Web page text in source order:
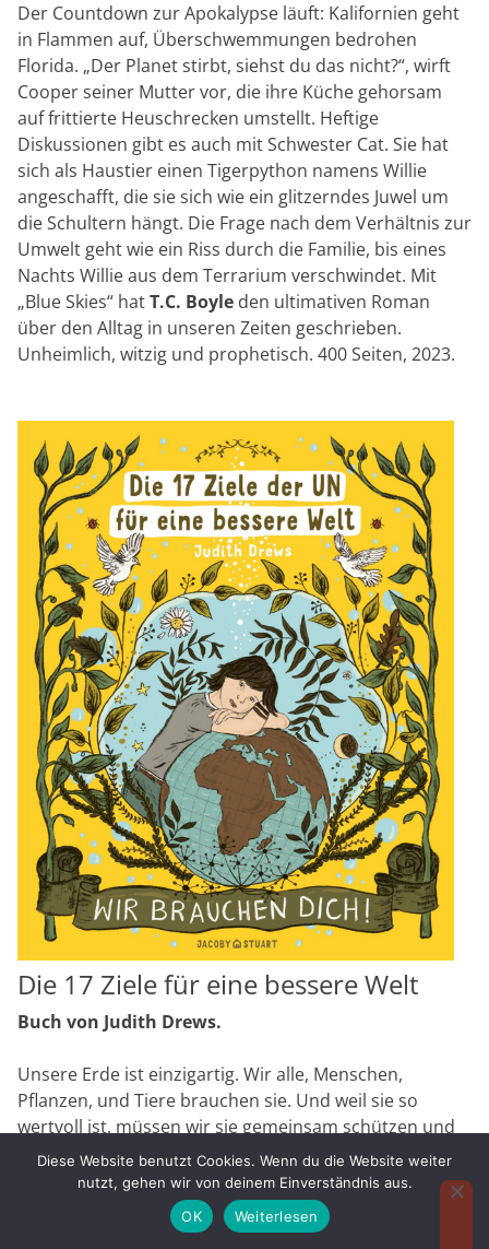
Der Countdown zur Apokalypse läuft: Kalifornien geht
in Flammen auf, Überschwemmungen bedrohen
Florida. „Der Planet stirbt, siehst du das nicht?“, wirft
Cooper seiner Mutter vor, die ihre Küche gehorsam
auf frittierte Heuschrecken umstellt. Heftige
Diskussionen gibt es auch mit Schwester Cat. Sie hat
sich als Haustier einen Tigerpython namens Willie
angeschafft, die sie sich wie ein glitzerndes Juwel um
die Schultern hängt. Die Frage nach dem Verhältnis zur
Umwelt geht wie ein Riss durch die Familie, bis eines
Nachts Willie aus dem Terrarium verschwindet. Mit
„Blue Skies“ hatT.C. Boyle den ultimativen Roman
über den Alltag in unseren Zeiten geschrieben.
Unheimlich, witzig und prophetisch. 400 Seiten, 2023.
Die 17 Ziele für eine bessere Welt
Buch von Judith Drews.
Unsere Erde ist einzigartig. Wir alle, Menschen,
Pflanzen, und Tiere brauchen sie. Und weil sie so
wertvoll ist, müssen wir sie gemeinsam schützen und
gut behandeln. Aber wir gehen schlecht mit ihr um,
und das muss sich ändern. Um die Zukunft auf
unserem Planeten besser zu gestalten, haben sich im
Jahr 2015 viele Menschen aus den 193 Mitgliedsstaaten
Diese Website benutzt Cookies. Wenn du die Website weiter
nutzt, gehen wir von deinem Einverständnis aus.
OK
Weiterlesen